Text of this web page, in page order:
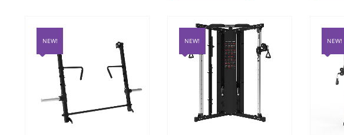
NEW! NEW! NEW!